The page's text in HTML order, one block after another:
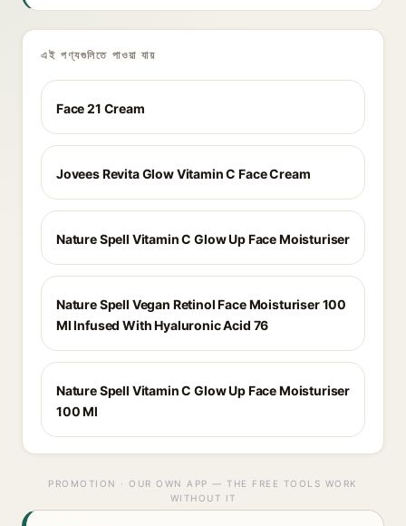
এই পণ্যগুলিতে পাওয়া যায়
Face 21 Cream
Jovees Revita Glow Vitamin C Face Cream
Nature Spell Vitamin C Glow Up Face Moisturiser
Nature Spell Vegan Retinol Face Moisturiser 100
Ml Infused With Hyaluronic Acid 76
Nature Spell Vitamin C Glow Up Face Moisturiser
100 Ml
PROMOTION · OUR OWN APP — THE FREE TOOLS WORK
WITHOUT IT